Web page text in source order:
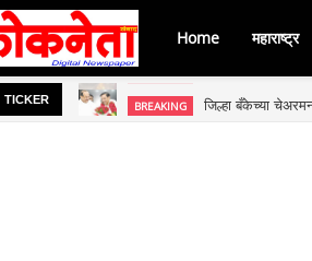
Home महाराष्ट्र
TICKER BREAKING जिल्हा बँकेच्या